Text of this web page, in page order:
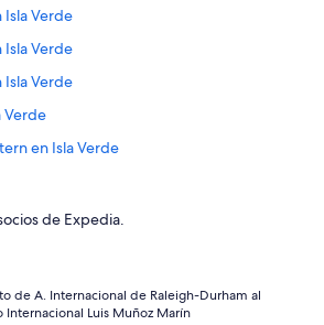
Isla Verde
Isla Verde
Isla Verde
Verde
en Isla Verde
Isla Verde
en Isla Verde
Isla Verde
de Expedia.
de A. Internacional de Raleigh-Durham al
Luis Muñoz Marín